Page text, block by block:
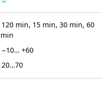
120 min, 15 min, 30 min, 60
min
−10… +60
20…70